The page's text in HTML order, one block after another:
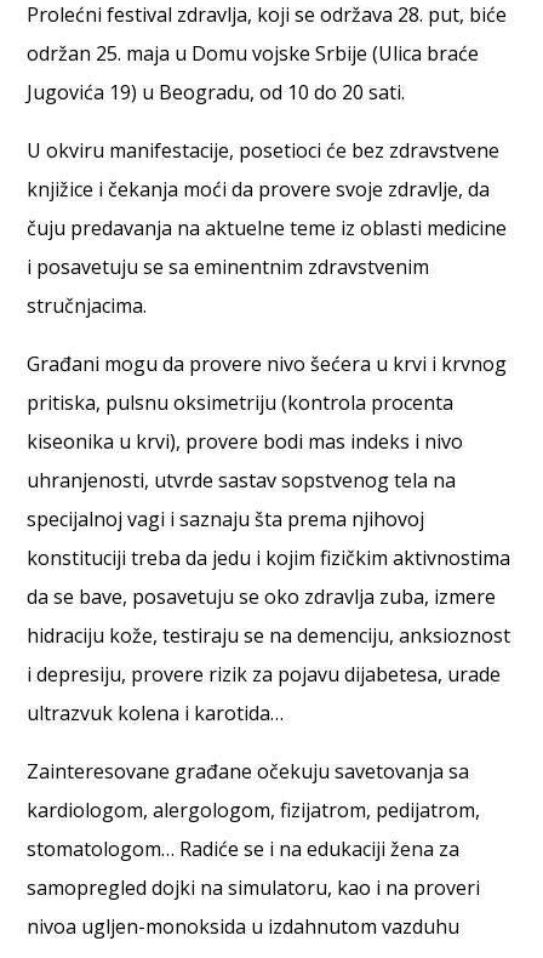
Prolećni festival zdravlja, koji se održava 28. put, biće
održan 25. maja u Domu vojske Srbije (Ulica braće
Jugovića 19) u Beogradu, od 10 do 20 sati.
U okviru manifestacije, posetioci će bez zdravstvene
knjižice i čekanja moći da provere svoje zdravlje, da
čuju predavanja na aktuelne teme iz oblasti medicine
i posavetuju se sa eminentnim zdravstvenim
stručnjacima.
Građani mogu da provere nivo šećera u krvi i krvnog
pritiska, pulsnu oksimetriju (kontrola procenta
kiseonika u krvi), provere bodi mas indeks i nivo
uhranjenosti, utvrde sastav sopstvenog tela na
specijalnoj vagi i saznaju šta prema njihovoj
konstituciji treba da jedu i kojim fizičkim aktivnostima
da se bave, posavetuju se oko zdravlja zuba, izmere
hidraciju kože, testiraju se na demenciju, anksioznost
i depresiju, provere rizik za pojavu dijabetesa, urade
ultrazvuk kolena i karotida…
Zainteresovane građane očekuju savetovanja sa
kardiologom, alergologom, fizijatrom, pedijatrom,
stomatologom… Radiće se i na edukaciji žena za
samopregled dojki na simulatoru, kao i na proveri
nivoa ugljen-monoksida u izdahnutom vazduhu